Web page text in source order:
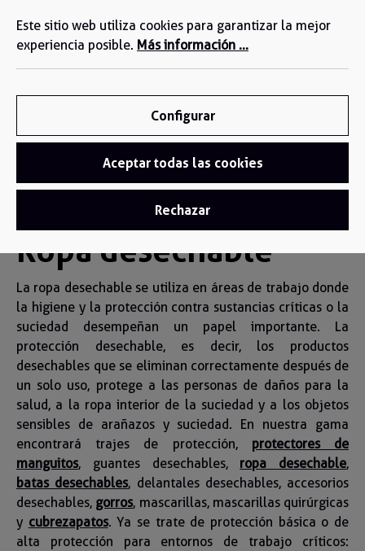
principal
Ropa desechable
Ropa desechable
La ropa desechable se utiliza en áreas de trabajo donde
la higiene y la protección contra sustancias críticas o la
suciedad desempeñan un papel importante. La
protección desechable, es decir, los productos
desechables que se eliminan correctamente después de
un solo uso, protege a las personas de daños para la
salud, a la ropa interior de la suciedad y a los objetos
sensibles de arañazos y suciedad. En nuestra gama
encontrará trajes de protección, protectores de
manguitos, guantes desechables, ropa desechable,
batas desechables, delantales desechables, accesorios
desechables, gorros, mascarillas, mascarillas quirúrgicas
y cubrezapatos. Ya se trate de protección básica o de
alta protección para entornos de trabajo críticos:
Este sitio web utiliza cookies para garantizar la mejor
experiencia posible. Más información ...
Configurar
Aceptar todas las cookies
Rechazar